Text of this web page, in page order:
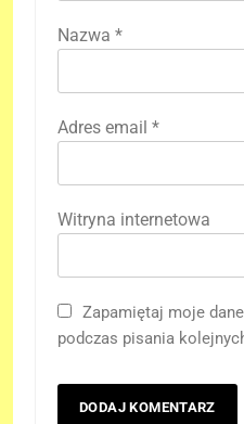
Nazwa *
Adres email *
Witryna internetowa
Zapamiętaj moje
podczas pisania